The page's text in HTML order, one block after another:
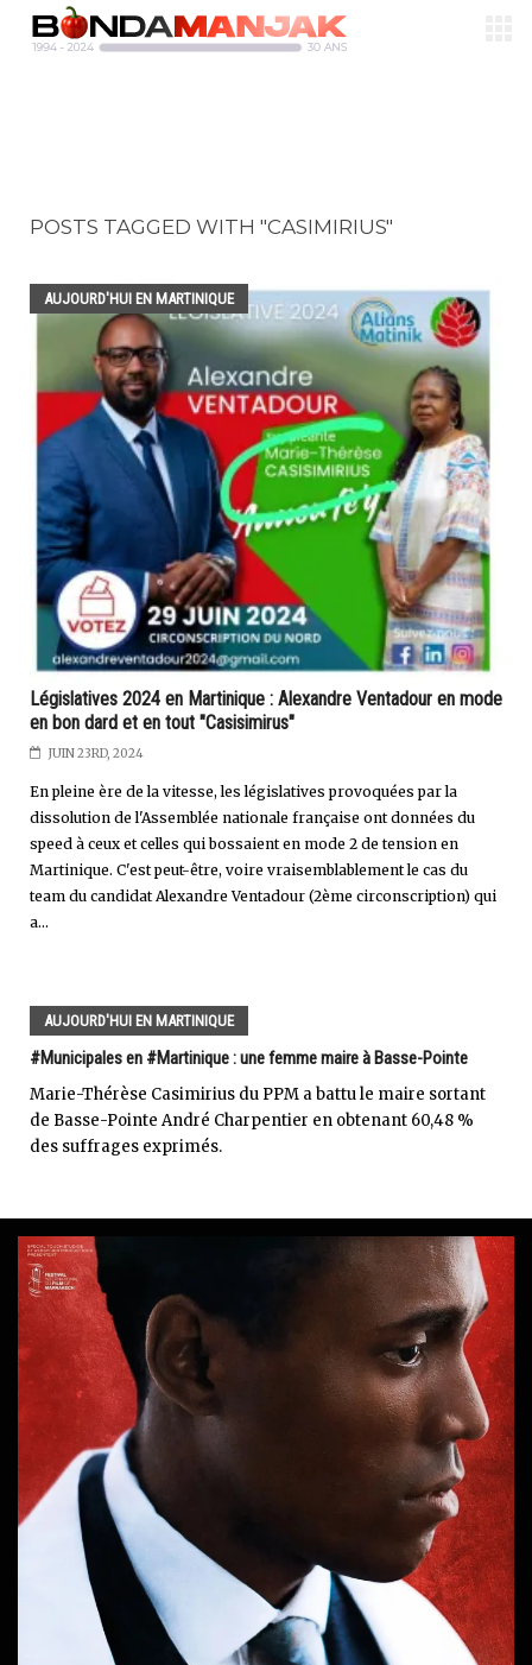
POSTS TAGGED WITH "CASIMIRIUS"
AUJOURD'HUI EN MARTINIQUE
Législatives 2024 en Martinique : Alexandre Ventadour en mode
en bon dard et en tout "Casisimirus"
JUIN 23RD, 2024
En pleine ère de la vitesse, les législatives provoquées par la
dissolution de l'Assemblée nationale française ont données du
speed à ceux et celles qui bossaient en mode 2 de tension en
Martinique. C'est peut-être, voire vraisemblablement le cas du
team du candidat Alexandre Ventadour (2ème circonscription) qui
a...
AUJOURD'HUI EN MARTINIQUE
#Municipales en #Martinique : une femme maire à Basse-Pointe
Marie-Thérèse Casimirius du PPM a battu le maire sortant
de Basse-Pointe André Charpentier en obtenant 60,48 %
des suffrages exprimés.